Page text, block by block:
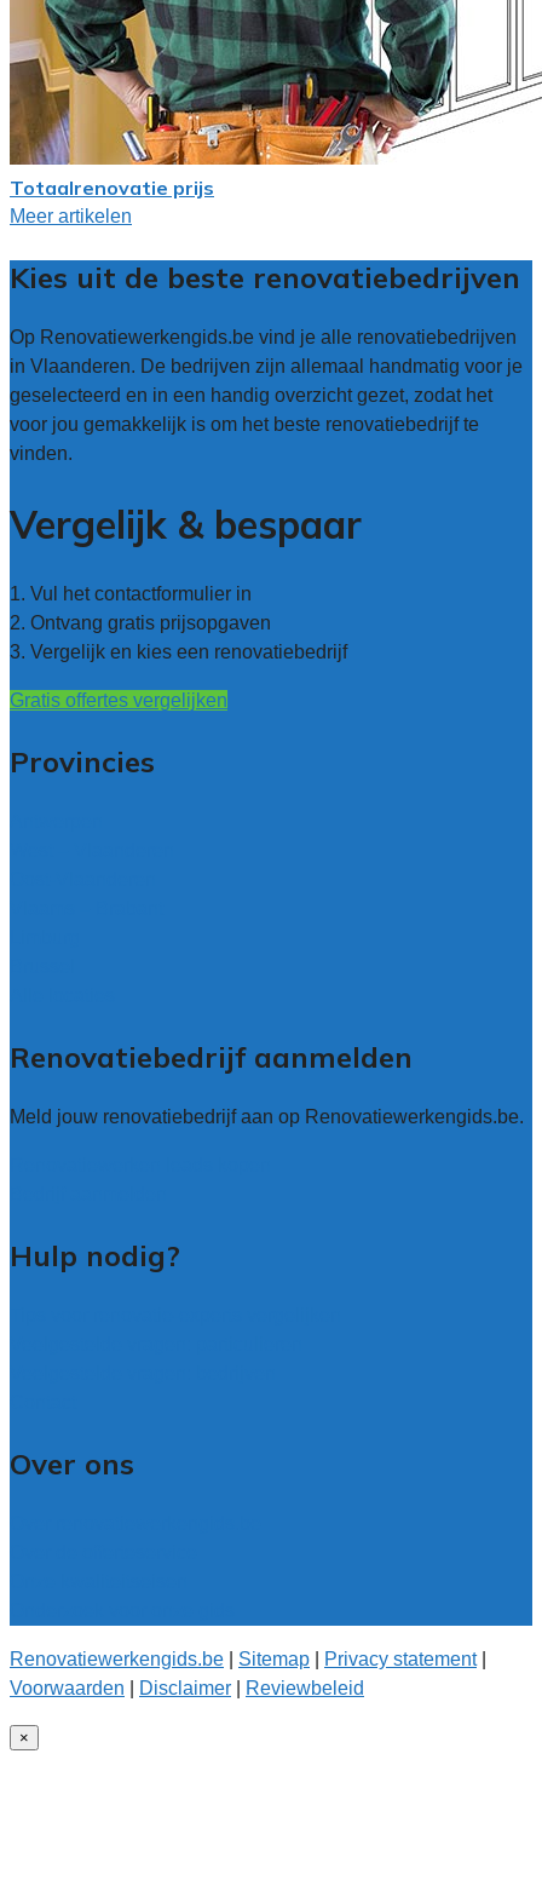
Totaalrenovatie prijs
Meer artikelen
Kies uit de beste renovatiebedrijven
Op Renovatiewerkengids.be vind je alle renovatiebedrijven
in Vlaanderen. De bedrijven zijn allemaal handmatig voor je
geselecteerd en in een handig overzicht gezet, zodat het
voor jou gemakkelijk is om het beste renovatiebedrijf te
vinden.
Vergelijk & bespaar
1. Vul het contactformulier in
2. Ontvang gratis prijsopgaven
3. Vergelijk en kies een renovatiebedrijf
Gratis offertes vergelijken
Provincies
Renovatiebedrijf aanmelden
Meld jouw renovatiebedrijf aan op Renovatiewerkengids.be.
Hulp nodig?
Over ons
Renovatiewerkengids.be Sitemap Privacy statement|
Voorwaarden
Disclaimer Reviewbeleid
×